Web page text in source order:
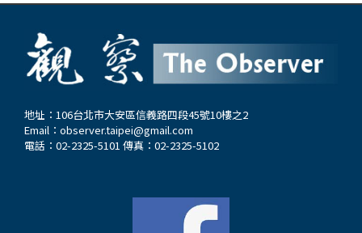
地址：106台北市大安區信義路四段45號10樓之2
Email： observer.taipei@gmail.com
電話：02-2325-5101 傳真：02-2325-5102